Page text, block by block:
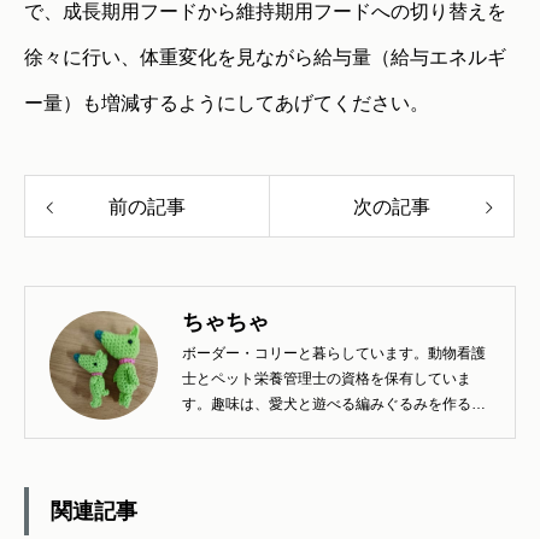
で、成長期用フードから維持期用フードへの切り替えを
徐々に行い、体重変化を見ながら給与量（給与エネルギ
ー量）も増減するようにしてあげてください。
前の記事 次の記事
ちゃちゃ
ボーダー・コリーと暮らしています。動物看護
士とペット栄養管理士の資格を保有していま
す。趣味は、愛犬と遊べる編みぐるみを作るこ
関連記事